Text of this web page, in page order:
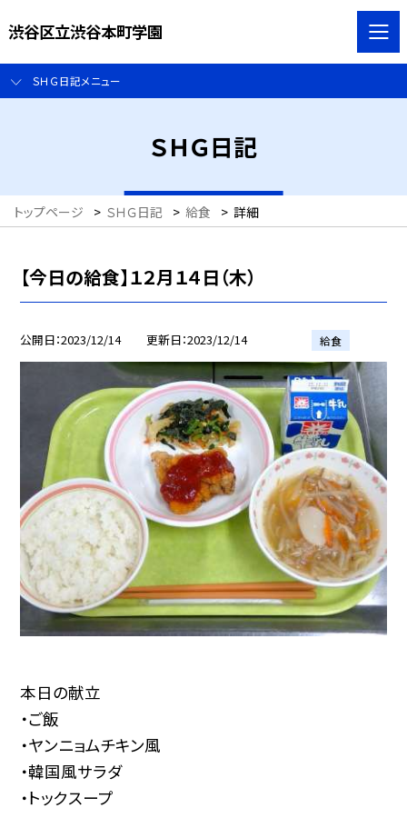
渋谷区立渋谷本町学園
ＳＨＧ日記メニュー
ＳＨＧ日記
トップページ > ＳＨＧ日記 > 給食 > 詳細
【今日の給食】１２月１４日（木）
公開日 2023/12/14 更新日 2023/12/14 給食
本日の献立
・ご飯
・ヤンニョムチキン風
・韓国風サラダ
・トックスープ